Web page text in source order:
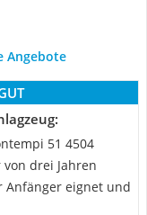
Angebote
51 4504
drei Jahren
Anfänger eignet und